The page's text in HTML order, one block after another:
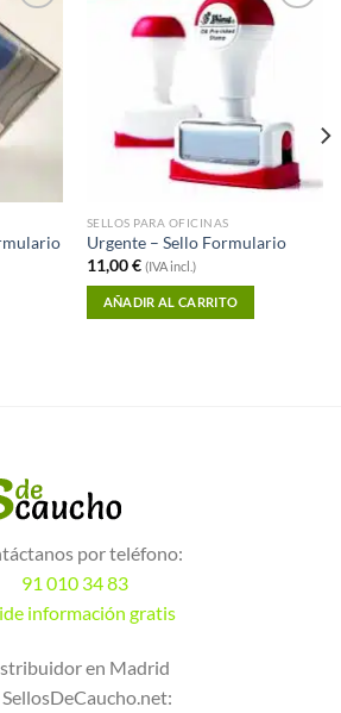
a
Añadir a
Favoritos
SELLOS PARA OFICINAS
Urgente – Sello Formulario
11,00€ (IVA incl.)
AÑADIR AL CARRITO
por teléfono:
91 010 34 83
información gratis
en Madrid